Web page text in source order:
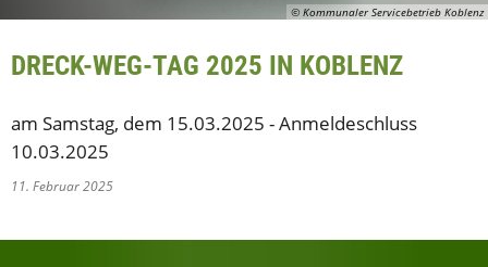
© Kommunaler Servicebetrieb Koblenz
DRECK-WEG-TAG 2025 IN KOBLENZ
am Samstag, dem 15.03.2025 - Anmeldeschluss
10.03.2025
11. Februar 2025